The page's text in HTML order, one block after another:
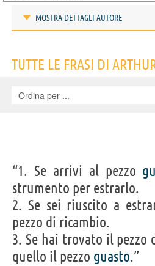
MOSTRA DETTAGLI AUTORE
IDENTIKIT E DATI ANAGRAFICI
Arthur
Cognome Bloch
Nato
Sesso maschile
Nazionalità statunitense
Professione scrittore
Acquista libri di Arthur Bloch su
TUTTE LE FRASI DI
“1. Se arrivi al pezzo
strumento per estrarlo.
2. Se sei riuscito a
pezzo di ricambio.
3. Se hai trovato il pezzo
quello il pezzo guasto.”